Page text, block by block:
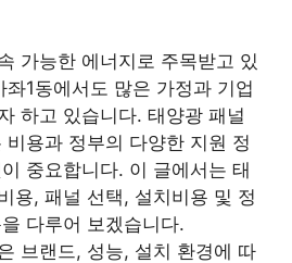
가능한 에너지로 주목받고 있
1동에서도 많은 가정과 기업
하고 있습니다. 태양광 패널
용과 정부의 다양한 지원 정
중요합니다. 이 글에서는 태
용, 패널 선택, 설치비용 및 정
다루어 보겠습니다.
브랜드, 성능, 설치 환경에 따